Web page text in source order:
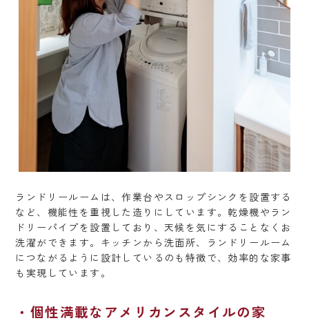
ランドリールームは、作業台やスロップシンクを設置する
など、機能性を重視した造りにしています。乾燥機やラン
ドリーパイプを設置しており、天候を気にすることなくお
洗濯ができます。キッチンから洗面所、ランドリールーム
につながるように設計しているのも特徴で、効率的な家事
も実現しています。
個性満載なアメリカンスタイルの家